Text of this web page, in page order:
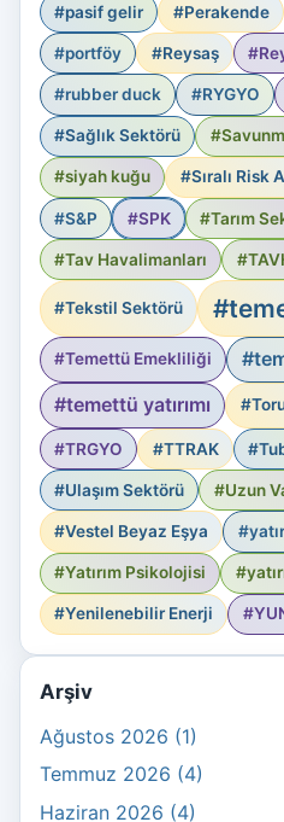
#pasif gelir #Perakende
#portföy #Reysaş
#rubber duck #RYGYO
#Sağlık Sektörü
#siyah kuğu #Sıralı Risk
#S&P #SPK #Tarım
#Tav Havalimanları
#Tekstil Sektörü
#Temettü Emekliliği
#temettü yatırımı
#TRGYO #TTRAK
#Ulaşım Sektörü #Uzun
#Vestel Beyaz Eşya
#Yatırım Psikolojisi
#Yenilenebilir Enerji
Arşiv
Ağustos 2026 (1)
Temmuz 2026 (4)
Haziran 2026 (4)